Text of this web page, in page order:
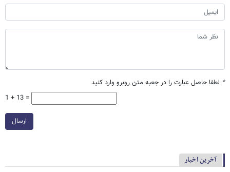
* لطفا حاصل عبارت را در جعبه متن روبرو وارد کنید
1 + 13 =
ارسال
آخرین اخبار